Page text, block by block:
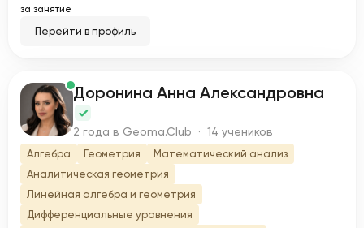
за занятие
Перейти в профиль
Д Доронина Анна Александровна
2 года в Geoma.Club · 14 учеников
Алгебра Геометрия
Математический анализ
Аналитическая геометрия
Линейная алгебра и геометрия
Дифференциальные уравнения